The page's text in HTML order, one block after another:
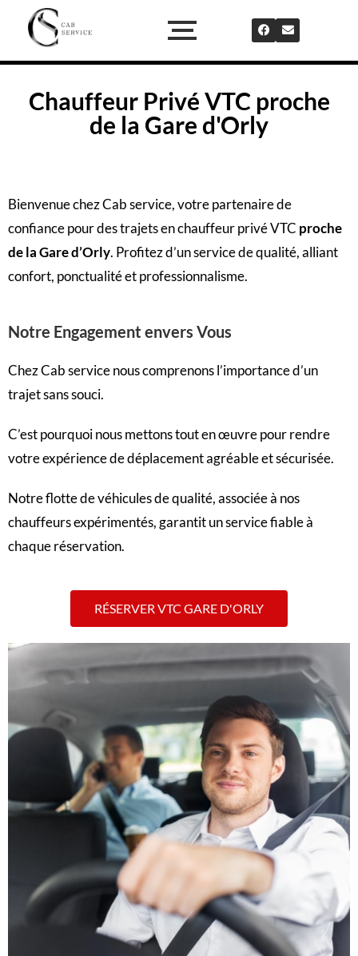
Chauffeur Privé VTC proche
de la Gare d'Orly
Bienvenue chezCab service, votre partenaire de
confiance pour des trajets en chauffeur privé VTC proche
de la Gare d’Orly. Profitez d’un service de qualité, alliant
confort, ponctualité et professionnalisme.
Notre Engagement envers Vous
Chez Cab service nous comprenons l’importance d’un
trajet sans souci.
C’est pourquoi nous mettons tout en œuvre pour rendre
votre expérience de déplacement agréable et sécurisée.
Notre flotte de véhicules de qualité, associée à nos
chauffeurs expérimentés, garantit un service fiable à
chaque réservation.
RÉSERVER VTC GARE D'ORLY